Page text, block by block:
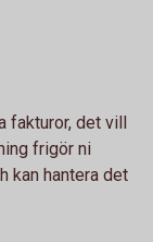
fakturor, det vill
frigör ni
kan hantera det